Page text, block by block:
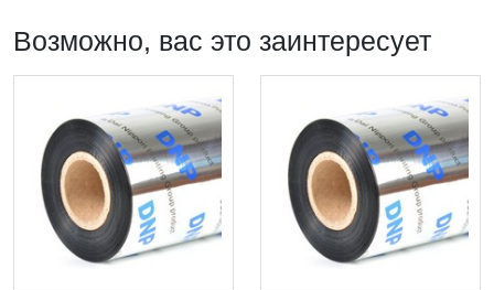
Возможно, вас это заинтересует